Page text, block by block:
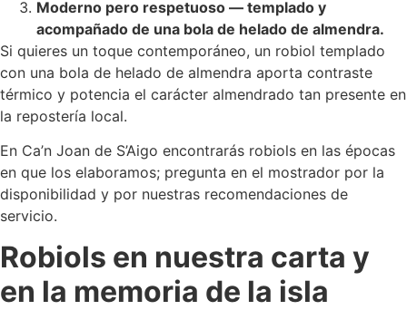
Moderno pero respetuoso — templado y
acompañado de una bola de helado de almendra.
Si quieres un toque contemporáneo, un robiol templado
con una bola de helado de almendra aporta contraste
térmico y potencia el carácter almendrado tan presente en
la repostería local.
En Ca’n Joan de S’Aigo encontrarás robiols en las épocas
en que los elaboramos; pregunta en el mostrador por la
disponibilidad y por nuestras recomendaciones de
servicio.
Robiols en nuestra carta y
en la memoria de la isla